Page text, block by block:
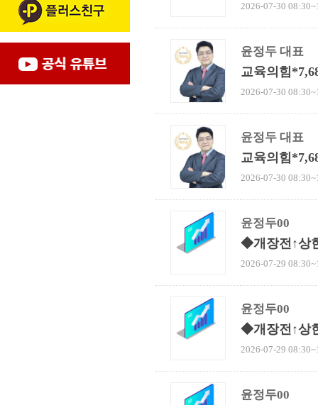
2026-07-30
윤정두 대표
교육의힘
2026-07-30
윤정두 대표
교육의힘
2026-07-30
윤정두00
◆개장전↑상
2026-07-29
윤정두00
◆개장전↑상
2026-07-29
윤정두00